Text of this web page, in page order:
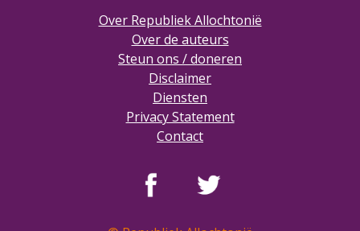
Over Republiek Allochtonië
Over de auteurs
Steun ons / doneren
Disclaimer
Diensten
Privacy Statement
Contact